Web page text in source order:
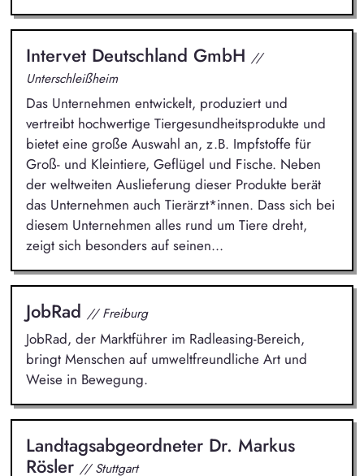
Intervet Deutschland GmbH //
Unterschleißheim
Das Unternehmen entwickelt, produziert und
vertreibt hochwertige Tiergesundheitsprodukte und
bietet eine große Auswahl an, z.B. Impfstoffe für
Groß- und Kleintiere, Geflügel und Fische. Neben
der weltweiten Auslieferung dieser Produkte berät
das Unternehmen auch Tierärzt*innen. Dass sich bei
diesem Unternehmen alles rund um Tiere dreht,
zeigt sich besonders auf seinen...
JobRad // Freiburg
JobRad, der Marktführer im Radleasing-Bereich,
bringt Menschen auf umweltfreundliche Art und
Weise in Bewegung.
Landtagsabgeordneter Dr. Markus
Rösler // Stuttgart